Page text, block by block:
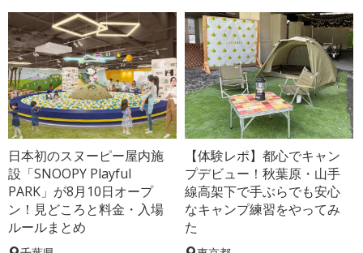
日本初のスヌーピー屋内施
設「SNOOPY Playful
PARK」が8月10日オープ
ン！見どころと料金・入場
ルールまとめ
【体験レポ】都心でキャン
プデビュー！秋葉原・山手
線高架下で手ぶらでも安心
なキャンプ練習をやってみ
た